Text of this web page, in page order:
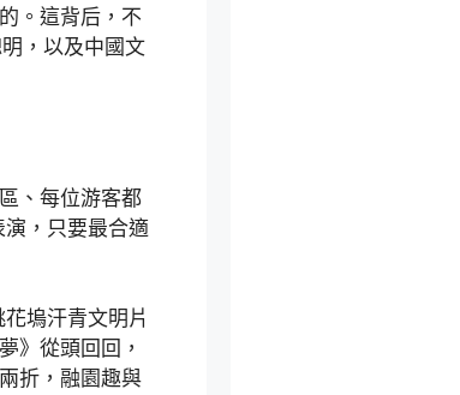
。這背后，不
，以及中國文
、每位游客都
演，只要最合適
塢汗青文明片
》從頭回回，
折，融園趣與